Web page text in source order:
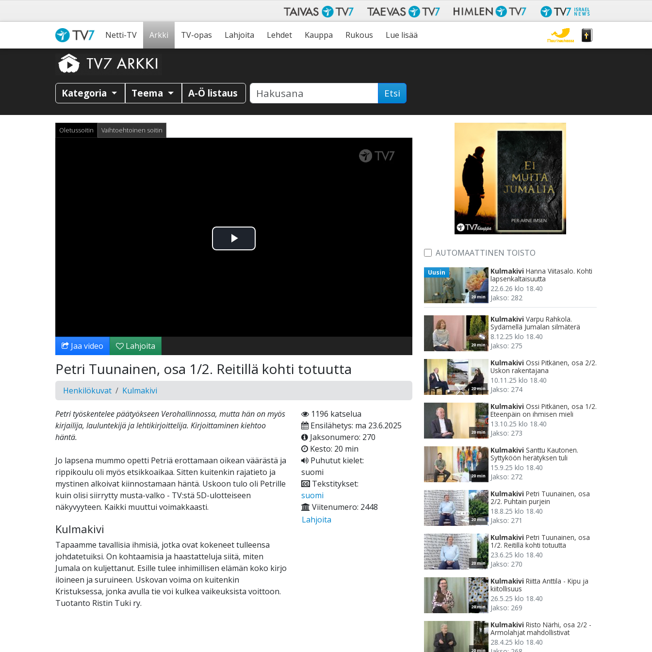
Netti-TV Arkki TV-opas Lahjoita Lehdet Kauppa Rukous Lue lisää
Kategoria Teema A-Ö listaus Etsi
Oletussoitin Vaihtoehtoinen soitin
Toista
Jaa video Lahjoita
Petri Tuunainen, osa 1/2. Reitillä kohti totuutta
Henkilökuvat Kulmakivi
Petri työskentelee päätyökseen Verohallinnossa, mutta hän on myös
kirjailija, lauluntekijä ja lehtikirjoittelija. Kirjoittaminen kiehtoo
häntä.
Jo lapsena mummo opetti Petriä erottamaan oikean väärästä ja
rippikoulu oli myös etsikkoaikaa. Sitten kuitenkin rajatieto ja
mystinen alkoivat kiinnostamaan häntä. Uskoon tulo oli Petrille
kuin olisi siirrytty musta-valko - TV:stä 5D-ulotteiseen
näkyvyyteen. Kaikki muuttui voimakkaasti.
Kulmakivi
Tapaamme tavallisia ihmisiä, jotka ovat kokeneet tulleensa
johdatetuiksi. On kohtaamisia ja haastatteluja siitä, miten
Jumala on kuljettanut. Esille tulee inhimillisen elämän koko kirjo
iloineen ja suruineen. Uskovan voima on kuitenkin
Kristuksessa, jonka avulla tie voi kulkea vaikeuksista voittoon.
Tuotanto Ristin Tuki ry.
1196 katselua
Ensilähetys: ma 23.6.2025
Jaksonumero: 270
Kesto: 20 min
Puhutut kielet:
suomi
Tekstitykset:
suomi
Viitenumero: 2448
Lahjoita
AUTOMAATTINEN TOISTO
20 min
Uusin Kulmakivi Hanna Viitasalo. Kohti
lapsenkaltaisuutta
22.6.26 klo 18.40
Jakso: 282
20 min
Kulmakivi Varpu Rahkola.
Sydämellä Jumalan silmäterä
8.12.25 klo 18.40
Jakso: 275
20 min
Kulmakivi Ossi Pitkänen, osa 2/2.
Uskon rakentajana
10.11.25 klo 18.40
Jakso: 274
20 min
Kulmakivi Ossi Pitkänen, osa 1/2.
Eteenpäin on ihmisen mieli
13.10.25 klo 18.40
Jakso: 273
20 min
Kulmakivi Santtu Kautonen.
Syttyköön herätyksen tuli
15.9.25 klo 18.40
Jakso: 272
20 min
Kulmakivi Petri Tuunainen, osa
2/2. Puhtain purjein
18.8.25 klo 18.40
Jakso: 271
20 min
Kulmakivi Petri Tuunainen, osa
1/2. Reitillä kohti totuutta
23.6.25 klo 18.40
Jakso: 270
20 min
Kulmakivi Riitta Anttila - Kipu ja
kiitollisuus
26.5.25 klo 18.40
Jakso: 269
20 min
Kulmakivi Risto Närhi, osa 2/2 -
Armolahjat mahdollistivat
28.4.25 klo 18.40